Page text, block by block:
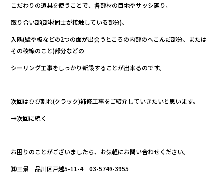
こだわりの道具を使うことで、各部材の目地やサッシ廻り、
取り合い部(部材同士が接触している部分)、
入隅(壁や板などの2つの面が出会うところの内部のへこんだ部分、または
その稜線のこと)部分などの
シーリング工事をしっかり新設することが出来るのです。
次回はひび割れ(クラック)補修工事をご紹介していきたいと思います。
→次回に続く
お困りのことがございましたら、お気軽にお問い合わせください。
㈱三景 品川区戸越5-11-4 03-5749-3955